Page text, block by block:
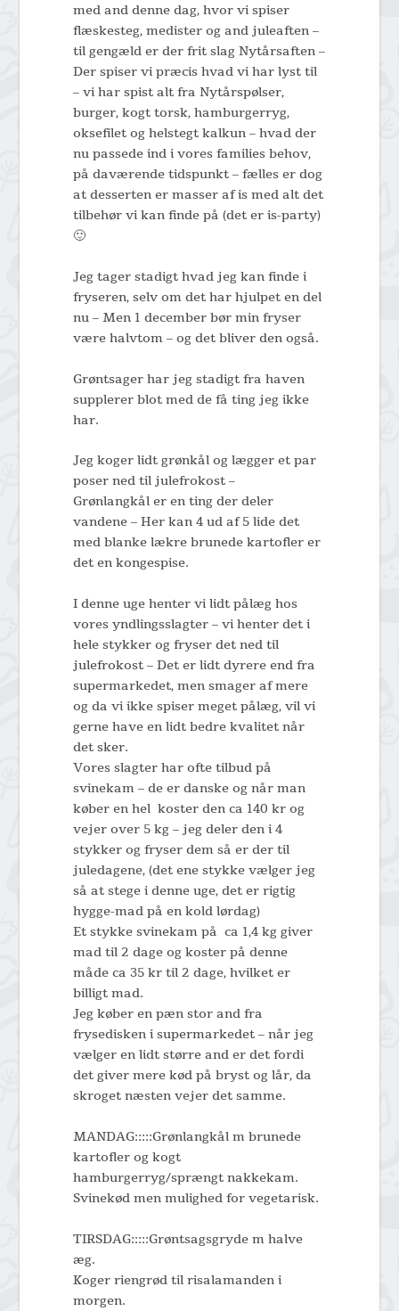
med and denne dag, hvor vi spiser
flæskesteg, medister og and juleaften –
til gengæld er der frit slag Nytårsaften –
Der spiser vi præcis hvad vi har lyst til
– vi har spist alt fra Nytårspølser,
burger, kogt torsk, hamburgerryg,
oksefilet og helstegt kalkun – hvad der
nu passede ind i vores families behov,
på daværende tidspunkt – fælles er dog
at desserten er masser af is med alt det
tilbehør vi kan finde på (det er is-party)
🙂
Jeg tager stadigt hvad jeg kan finde i
fryseren, selv om det har hjulpet en del
nu – Men 1 december bør min fryser
være halvtom – og det bliver den også.
Grøntsager har jeg stadigt fra haven
supplerer blot med de få ting jeg ikke
har.
Jeg koger lidt grønkål og lægger et par
poser ned til julefrokost –
Grønlangkål er en ting der deler
vandene – Her kan 4 ud af 5 lide det
med blanke lækre brunede kartofler er
det en kongespise.
I denne uge henter vi lidt pålæg hos
vores yndlingsslagter – vi henter det i
hele stykker og fryser det ned til
julefrokost – Det er lidt dyrere end fra
supermarkedet, men smager af mere
og da vi ikke spiser meget pålæg, vil vi
gerne have en lidt bedre kvalitet når
det sker.
Vores slagter har ofte tilbud på
svinekam – de er danske og når man
køber en hel koster den ca 140 kr og
vejer over 5 kg – jeg deler den i 4
stykker og fryser dem så er der til
juledagene, (det ene stykke vælger jeg
så at stege i denne uge, det er rigtig
hygge-mad på en kold lørdag)
Et stykke svinekam på ca 1,4 kg giver
mad til 2 dage og koster på denne
måde ca 35 kr til 2 dage, hvilket er
billigt mad.
Jeg køber en pæn stor and fra
frysedisken i supermarkedet – når jeg
vælger en lidt større and er det fordi
det giver mere kød på bryst og lår, da
skroget næsten vejer det samme.
MANDAG:::::Grønlangkål m brunede
kartofler og kogt
hamburgerryg/sprængt nakkekam.
Svinekød men mulighed for vegetarisk.
TIRSDAG:::::Grøntsagsgryde m halve
æg.
Koger riengrød til risalamanden i
morgen.